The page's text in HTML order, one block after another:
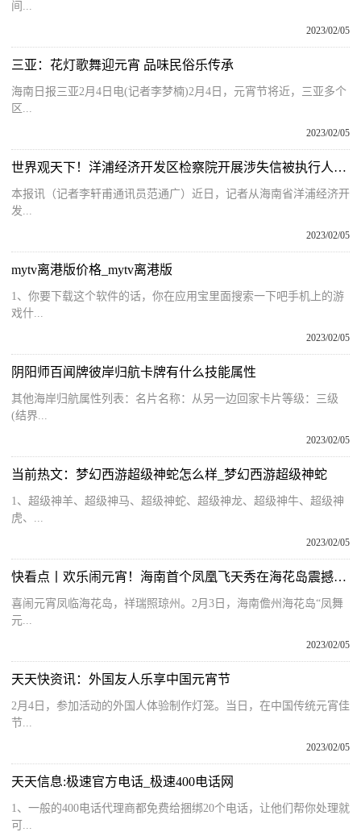
间...
2023/02/05
三亚：花灯歌舞迎元宵 品味民俗乐传承
海南日报三亚2月4日电(记者李梦楠)2月4日，元宵节将近，三亚多个
区...
2023/02/05
世界观天下！洋浦经济开发区检察院开展涉失信被执行人执行活动专项监督
本报讯（记者李轩甫通讯员范通广）近日，记者从海南省洋浦经济开
发...
2023/02/05
mytv离港版价格_mytv离港版
1、你要下载这个软件的话，你在应用宝里面搜索一下吧手机上的游
戏什...
2023/02/05
阴阳师百闻牌彼岸归航卡牌有什么技能属性
其他海岸归航属性列表：名片名称：从另一边回家卡片等级：三级
(结界...
2023/02/05
当前热文：梦幻西游超级神蛇怎么样_梦幻西游超级神蛇
1、超级神羊、超级神马、超级神蛇、超级神龙、超级神牛、超级神
虎、...
2023/02/05
快看点丨欢乐闹元宵！海南首个凤凰飞天秀在海花岛震撼上演
喜闹元宵凤临海花岛，祥瑞照琼州。2月3日，海南儋州海花岛“凤舞
元...
2023/02/05
天天快资讯：外国友人乐享中国元宵节
2月4日，参加活动的外国人体验制作灯笼。当日，在中国传统元宵佳
节...
2023/02/05
天天信息:极速官方电话_极速400电话网
1、一般的400电话代理商都免费给捆绑20个电话，让他们帮你处理就
可...